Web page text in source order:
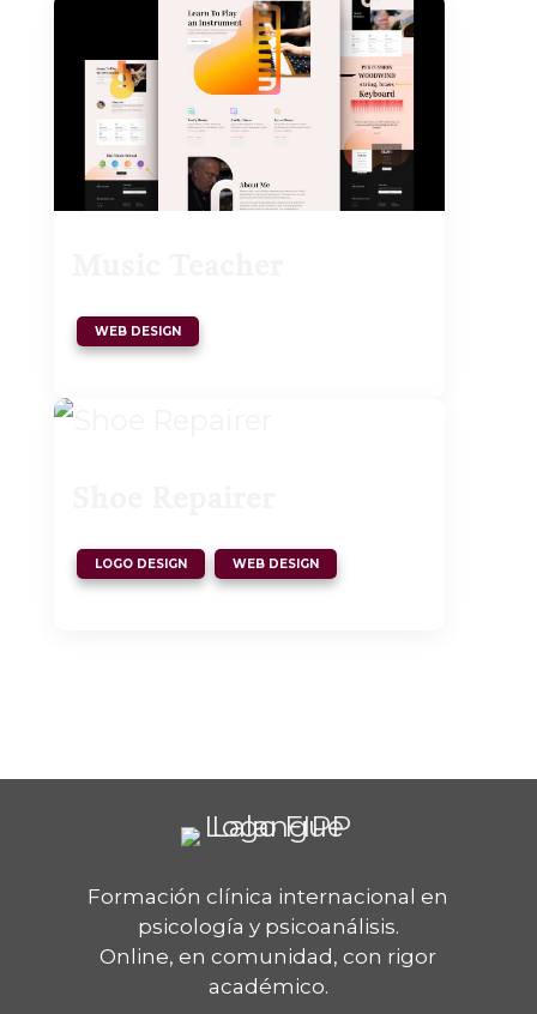
WEB DESIGN
LOGO DESIGN
,
WEB DESIGN
Formación clínica internacional en
psicología y psicoanálisis.
Online, en comunidad, con rigor
académico.